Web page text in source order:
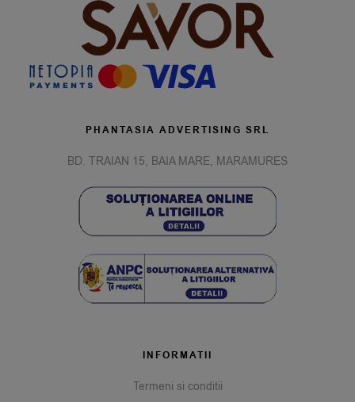
PHANTASIA ADVERTISING SRL
BD. TRAIAN 15, BAIA MARE, MARAMURES
INFORMATII
Termeni si conditii